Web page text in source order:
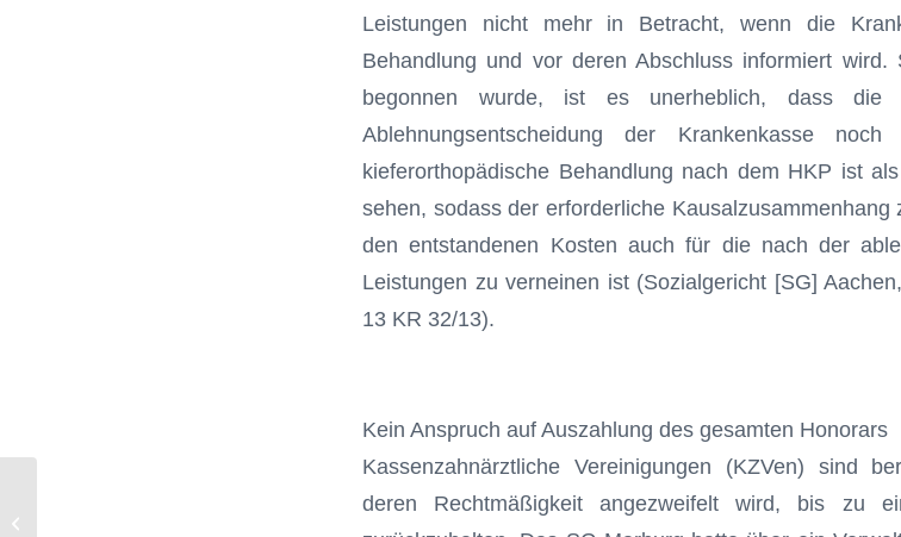
Leis­tungen nicht mehr in Betracht, wenn die
Behandlung und vor deren Abschluss informiert
begonnen wurde, ist es unerheblich, dass die
Ablehnungsentscheidung der Krankenkasse
kieferorthopädische Behandlung nach dem HKP ist
sehen, sodass der erforderliche
den entstandenen Kosten auch für die nach der
Leistungen zu verneinen ist (Sozialgericht [SG]
13 KR 32/13).
Kein Anspruch auf Auszahlung des gesamten Honorars
Kassenzahnärztliche Vereinigun­gen (KZVen) sind
deren Recht­mäßigkeit angezweifelt wird, bis zu